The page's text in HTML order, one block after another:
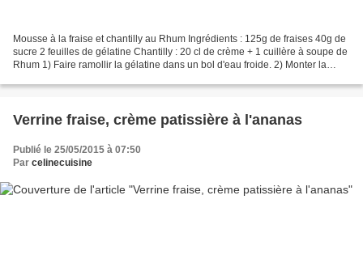
Mousse à la fraise et chantilly au Rhum Ingrédients : 125g de fraises 40g de
sucre 2 feuilles de gélatine Chantilly : 20 cl de crème + 1 cuillère à soupe de
Rhum 1) Faire ramollir la gélatine dans un bol d'eau froide. 2) Monter la
Verrine fraise, crème patissière à l'ananas
Publié le 25/05/2015 à 07:50
Par celinecuisine